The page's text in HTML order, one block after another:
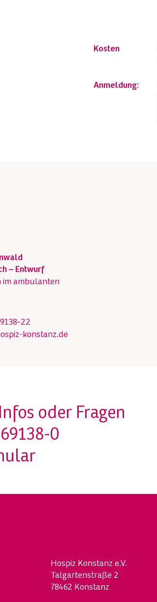
Kosten
Anmeldung:
– Entwurf
im ambulanten
22
konstanz.de
oder Fragen
0
Hospiz Konstanz e.V.
Talgartenstraße 2
78462 Konstanz